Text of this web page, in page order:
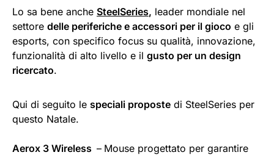
Lo sa bene anche SteelSeries, leader mondiale nel
settore delle periferiche e accessori per il gioco e gli
esports, con specifico focus su qualità, innovazione,
funzionalità di alto livello e il gusto per un design
ricercato.
Qui di seguito le speciali proposte di SteelSeries per
questo Natale.
Aerox 3 Wireless – Mouse progettato per garantire